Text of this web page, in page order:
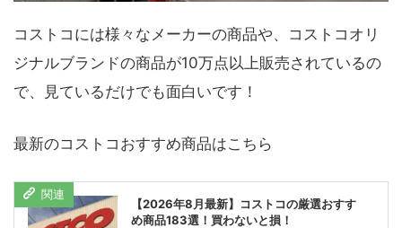
コストコには様々なメーカーの商品や、コストコオリ
ジナルブランドの商品が10万点以上販売されているの
で、見ているだけでも面白いです！
最新のコストコおすすめ商品はこちら
【2026年8月最新】コストコの厳選おすす
め商品183選！買わないと損！